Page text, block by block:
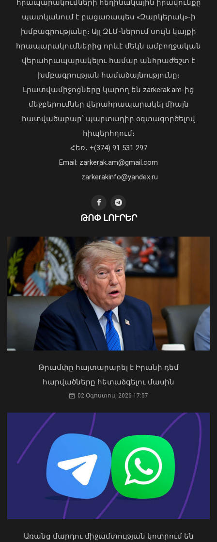
Նար-Դոսի փողոցում իրականացրել
են հատուկ օպերացիա
09 Օգոստոս, 2026 23:42
Կոտայքի մարզում Toyota-ն շրջվել է
երթևեկելի գոտում․ տուժել են կինը և
երկու անչափահաս երեխաները
09 Օգոստոս, 2026 23:02
Երաշտի պատճառով Գերմանիայի
գետերում ջրի մակերես են դուրս եկել
XVIII դարի երաշտային տարիների
նշումներով «քաղցի քարերը»
09 Օգոստոս, 2026 22:32
դեմ ծանր պայքարում»․ կյանքից
հեռացել է Արսեն Ասլանյանը
04 Օգոստոս, 2026 19:12
Ապօրինի ներգաղթյալների պահման
հարց Հայաստանի հետ չի քննարկվել.
ԱԳՆ խոսնակ
Կաթողիկոսը պետք է օրենքի առաջ
հրապարակումների հեղինակային իրավունքը
պատկանում է բացառապես «Զարկերակ»-ի
խմբագրությանը։ Այլ ԶԼՄ-ներում սույն կայքի
հրապարակումներից որևէ մեկն ամբողջական
վերահրապարակելու համար անհրաժեշտ է
խմբագրության համաձայնությունը։
Լրատվամիջոցները կարող են zarkerak.am-ից
մեջբերումներ վերահրապարակել միայն
հատվածաբար՝ պարտադիր օգտագործելով
հիպերհղում։
Հեռ․ +(374) 91 531 297
Email: zarkerak.am@gmail.com
zarkerakinfo@yandex.ru
ԹՈՓ ԼՈՒՐԵՐ
Թրամփը հայտարարել է Իրանի դեմ
հարվածները հետաձգելու մասին
02 Օգոստոս, 2026 17:57
Առանց մարդու միջամտության կոտրում են